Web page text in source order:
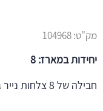
מק"ט:104968
יחידות במארז: 8
חבילה של 8 צלחות נייר גדולות השייכות למסיבה FUN תכלת!